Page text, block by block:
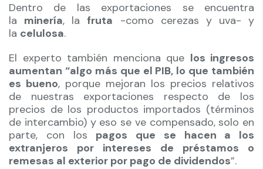
Dentro de las exportaciones se encuentra
la minería, lafruta -como cerezas y uva- y
la celulosa.
El experto también menciona que los ingresos
aumentan “algo más que el PIB, lo que también
es bueno, porque mejoran los precios relativos
de nuestras exportaciones respecto de los
precios de los productos importados (términos
de intercambio) y eso se ve compensado, solo en
parte, con los pagos que se hacen a los
extranjeros por intereses de préstamos o
remesas al exterior por pago de dividendos”.